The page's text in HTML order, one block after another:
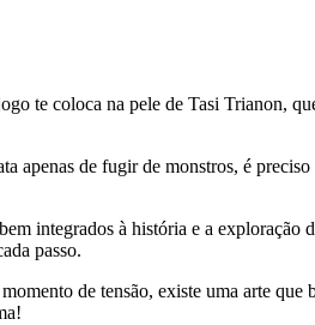
te coloca na pele de Tasi Trianon,
de fugir de monstros, é
integrados à história e a exploração
passo.
de tensão, existe uma arte